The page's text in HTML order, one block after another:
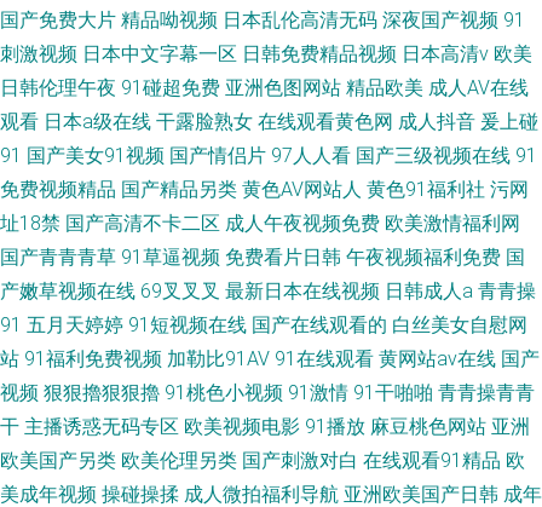
国产免费大片 精品呦视频 日本乱伦高清无码 深夜国产视频 91
刺激视频 日本中文字幕一区 日韩免费精品视频 日本高清v 欧美
日韩伦理午夜 91碰超免费 亚洲色图网站 精品欧美 成人AV在线
观看 日本a级在线 干露脸熟女 在线观看黄色网 成人抖音 爰上碰
91 国产美女91视频 国产情侣片 97人人看 国产三级视频在线 91
免费视频精品 国产精品另类 黄色AV网站人 黄色91福利社 污网
址18禁 国产高清不卡二区 成人午夜视频免费 欧美激情福利网
国产青青青草 91草逼视频 免费看片日韩 午夜视频福利免费 国
产嫩草视频在线 69叉叉叉 最新日本在线视频 日韩成人a 青青操
91 五月天婷婷 91短视频在线 国产在线观看的 白丝美女自慰网
站 91福利免费视频 加勒比91AV 91在线观看 黄网站av在线 国产
视频 狠狠擼狠狠擼 91桃色小视频 91激情 91干啪啪 青青操青青
干 主播诱惑无码专区 欧美视频电影 91播放 麻豆桃色网站 亚洲
欧美国产另类 欧美伦理另类 国产刺激对白 在线观看91精品 欧
美成年视频 操碰操揉 成人微拍福利导航 亚洲欧美国产日韩 成年